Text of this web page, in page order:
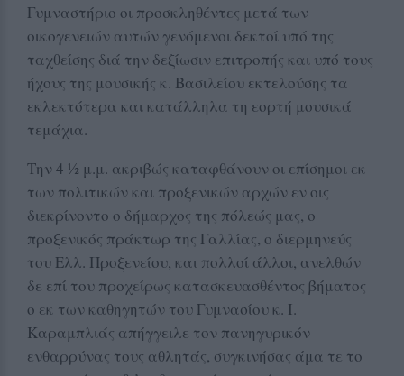
Γυμναστήριο οι προσκληθέντες μετά των
οικογενειών αυτών γενόμενοι δεκτοί υπό της
ταχθείσης διά την δεξίωσιν επιτροπής και υπό τους
ήχους της μουσικής κ. Βασιλείου εκτελούσης τα
εκλεκτότερα και κατάλληλα τη εορτή μουσικά
τεμάχια.
Την 4 ½ μ.μ. ακριβώς καταφθάνουν οι επίσημοι εκ
των πολιτικών και προξενικών αρχών εν οις
διεκρίνοντο ο δήμαρχος της πόλεώς μας, ο
προξενικός πράκτωρ της Γαλλίας, ο διερμηνεύς
του Ελλ. Προξενείου, και πολλοί άλλοι, ανελθών
δε επί του προχείρως κατασκευασθέντος βήματος
ο εκ των καθηγητών του Γυμνασίου κ. Ι.
Καραμπλιάς απήγγειλε τον πανηγυρικόν
ενθαρρύνας τους αθλητάς, συγκινήσας άμα τε το